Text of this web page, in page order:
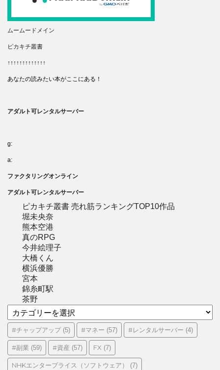
ムームードメイン
ピカキチ叢書
↑↑↑↑↑↑↑↑↑↑↑↑↑
あなたの読みたい本がここにある！
アダルト可レンタルサーバー
g:
a:
ファクタリングオンライン
アダルト可レンタルサーバー
ピカキチ叢書 売れ筋ランキングTOP10作品
堀未央奈
熊本空港
真のRPG
今井絵理子
大橋くん
横浜優勝
宮本
錦糸町駅
茶野
テ
ゴ
リ
ー
#チャップアップ(5) #マネー (57) #レンタルサーバー (4)
#副業 (59) #資産 (57) FX (7)
NHKエンタープライス（ソフトウェア） (7)